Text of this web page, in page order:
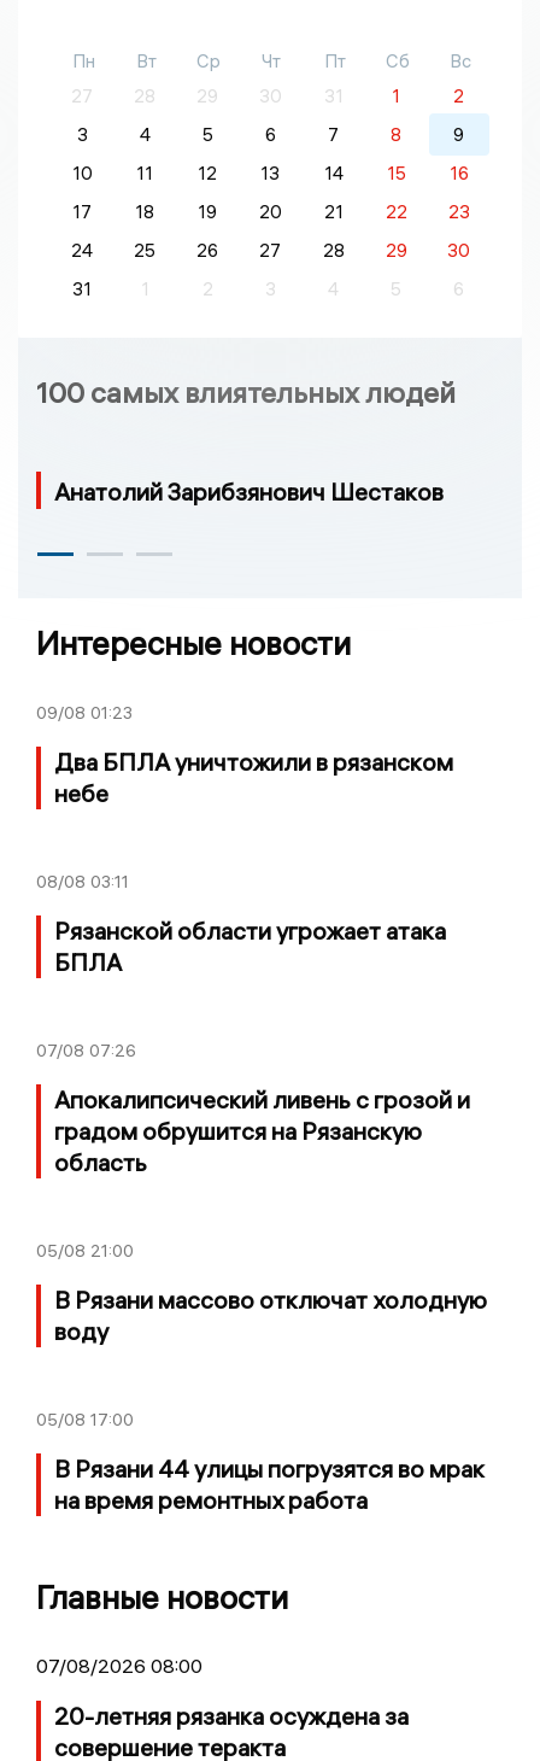
Пн Вт Ср Чт Пт Сб
Вс
27
28 29 30 31 1
2
3
4 5 6 7 8
9
10
11 12 13 14 15
16
17
18 19 20 21 22
23
24
25 26 27 28 29
30
31
1 2 3 4 5 6
100 самых влиятельных людей
Анатолий Зарибзянович Шестаков
Интересные новости
09/08 01:23
Два БПЛА уничтожили в рязанском
небе
08/08 03:11
Рязанской области угрожает атака
БПЛА
07/08 07:26
Апокалипсический ливень с грозой и
градом обрушится на Рязанскую
область
05/08 21:00
В Рязани массово отключат холодную
воду
05/08 17:00
В Рязани 44 улицы погрузятся во мрак
на время ремонтных работа
Главные новости
07/08/2026 08:00
20-летняя рязанка осуждена за
совершение теракта